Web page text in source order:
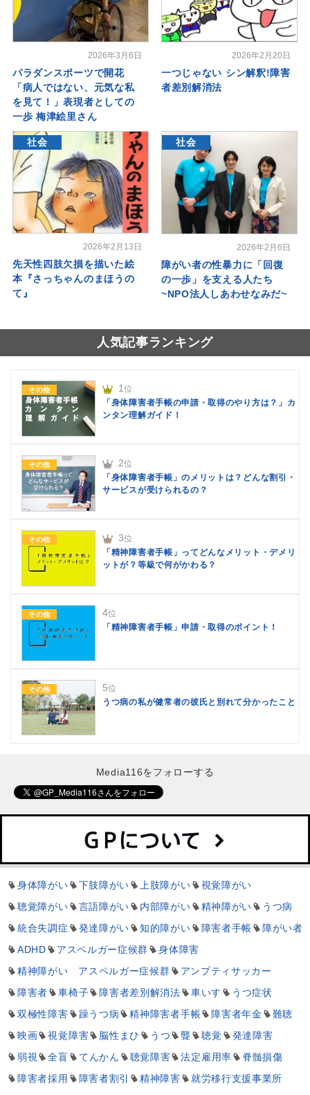
2026年3月6日
パラダンスポーツで開花
「病人ではない、元気な私
を見て！」表現者としての
一歩 梅津絵里さん
2026年2月20日
一つじゃない シン解釈!障害
者差別解消法
社会
2026年2月13日
先天性四肢欠損を描いた絵
本『さっちゃんのまほうの
て』
社会
2026年2月6日
障がい者の性暴力に「回復
の一歩」を支える人たち
~NPO法人しあわせなみだ~
人気記事ランキング
その他 1位
「身体障害者手帳の申請・取得のやり方は？」カ
ンタン理解ガイド！
その他 2位
「身体障害者手帳」のメリットは？どんな割引・
サービスが受けられるの？
その他 3位
「精神障害者手帳」ってどんなメリット・デメリ
ットが？等級で何がかわる？
その他 4位
「精神障害者手帳」申請・取得のポイント！
その他 5位
うつ病の私が健常者の彼氏と別れて分かったこと
Media116をフォローする
身体障がい 下肢障がい 上肢障がい
視覚障がい
聴覚障がい
言語障がい 内部障がい 精神障がい
うつ病
統合失調症
発達障がい 知的障がい 障害者手帳
障がい者
ADHD
アスペルガー症候群
身体障害
精神障がい アスペルガー症候群
アンプティサッカー
障害者
車椅子 障害者差別解消法 車いす
うつ症状
双極性障害
躁うつ病 精神障害者手帳 障害者年金
難聴
映画
視覚障害 脳性まひ うつ 聾 聴覚
発達障害
弱視
全盲 てんかん 聴覚障害 法定雇用率
脊髄損傷
障害者採用
障害者割引 精神障害
就労移行支援事業所